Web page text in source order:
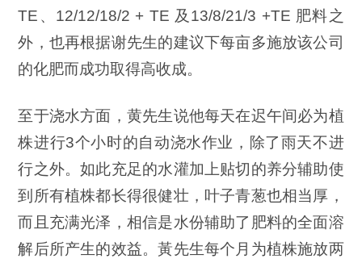
TE、12/12/18/2 + TE 及13/8/21/3 +TE 肥料之
外，也再根据谢先生的建议下每亩多施放该公司
的化肥而成功取得高收成。
至于浇水方面，黄先生说他每天在迟午间必为植
株进行3个小时的自动浇水作业，除了雨天不进
行之外。如此充足的水灌加上贴切的养分辅助使
到所有植株都长得很健壮，叶子青葱也相当厚，
而且充满光泽，相信是水份辅助了肥料的全面溶
解后所产生的效益。黃先生每个月为植株施放两